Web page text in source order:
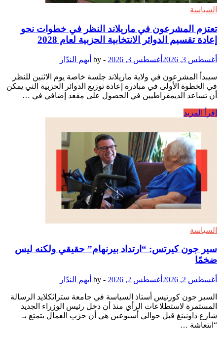
السياسة
تعتزم المشرعون في ماريلاند النظر في خطوات نحو
إعادة تقسيم الدوائر الانتخابية الحزبية لعام 2028
أغسطس 3, 2026 أغسطس 3, 2026 -
by أيهم الندّار
سيبدأ المشرعون في ولاية ماريلاند جلسة خاصة يوم الاثنين للنظر
في الخطوة الأولى في مبادرة إعادة توزيع الدوائر الحزبية التي يمكن
أن تساعد الديمقراطيين في الحصول على مقعد إضافي في …
تعتزم
ماريلاند
النظر
خطوات
تقسيم
الدوائر
الحزبية
لعام
إقرأ المزيد
السياسة
سير جون كيرتس: “ارتداد بيرنهام” حقيقي ولكنه ليس
ضخمًا
أغسطس 2, 2026 أغسطس 2, 2026 -
by أيهم الندّار
السير جون كورتيس أستاذ السياسة في جامعة ستراثكلايد الرسالة
المستمرة لاستطلاعات الرأي منذ أن دخل رئيس الوزراء الجديد
شارع داونينغ قبل حوالي أسبوعين هي أن حزب العمال يتمتع بـ
“انتعاشة …